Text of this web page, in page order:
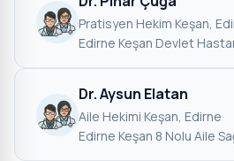
Pratisyen Hekim·Keşan,
Edirne Keşan Devlet
Dr. Aysun Elatan
Aile Hekimi·Keşan, Edirne·
Edirne Keşan 8 Nolu Aile